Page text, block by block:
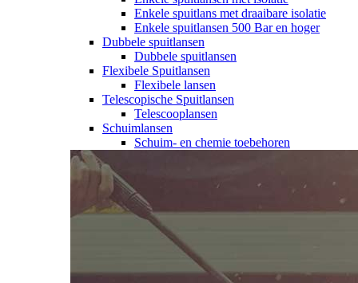
Enkele spuitlans met draaibare isolatie
Enkele spuitlansen 500 Bar en hoger
Dubbele spuitlansen
Dubbele spuitlansen
Flexibele Spuitlansen
Flexibele lansen
Telescopische Spuitlansen
Telescooplansen
Schuimlansen
Schuim- en chemie toebehoren